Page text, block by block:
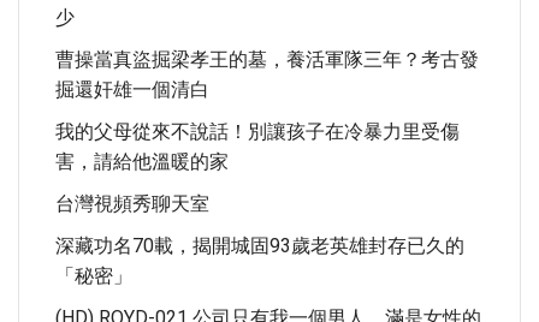
少
曹操當真盜掘梁孝王的墓，養活軍隊三年？考古發
掘還奸雄一個清白
我的父母從來不說話！別讓孩子在冷暴力里受傷
害，請給他溫暖的家
台灣視頻秀聊天室
深藏功名70載，揭開城固93歲老英雄封存已久的
「秘密」